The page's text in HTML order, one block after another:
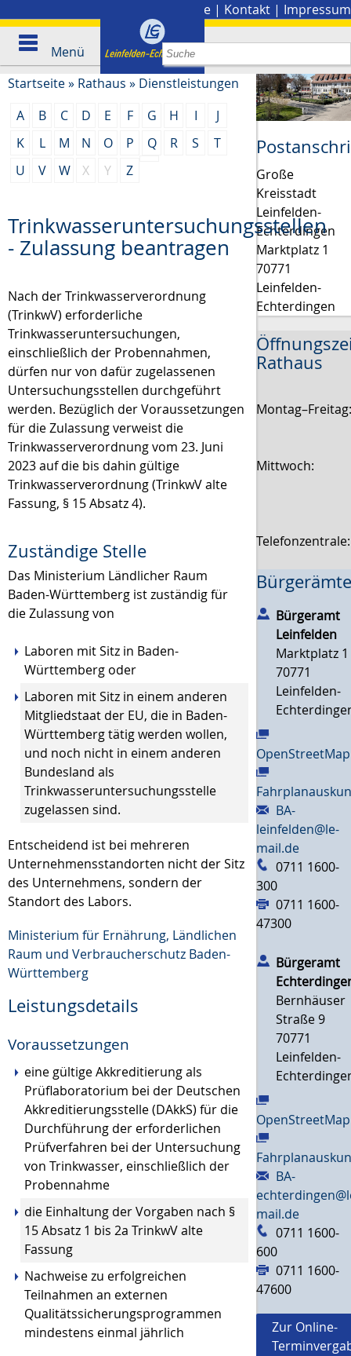
Presse | Kontakt | Impressum
Menü
Startseite» Rathaus » Dienstleistungen
A
B C D E F G H I
J
K
L M N O P Q R S
T
U
V W X Y Z
Trinkwasseruntersuchungsstellen
- Zulassung beantragen
Nach der Trinkwasserverordnung
(TrinkwV) erforderliche
Trinkwasseruntersuchungen,
einschließlich der Probennahmen,
dürfen nur von dafür zugelassenen
Untersuchungsstellen durchgeführt
werden. Bezüglich der Voraussetzungen
für die Zulassung verweist die
Trinkwasserverordnung vom 23. Juni
2023 auf die bis dahin gültige
Trinkwasserverordnung (TrinkwV alte
Fassung, § 15 Absatz 4).
Zuständige Stelle
Das Ministerium Ländlicher Raum
Baden-Württemberg ist zuständig für
die Zulassung von
Laboren mit Sitz in Baden-
Württemberg oder
Laboren mit Sitz in einem anderen
Mitgliedstaat der EU, die in Baden-
Württemberg tätig werden wollen,
und noch nicht in einem anderen
Bundesland als
Trinkwasseruntersuchungsstelle
zugelassen sind.
Entscheidend ist bei mehreren
Unternehmensstandorten nicht der Sitz
des Unternehmens, sondern der
Standort des Labors.
Ministerium für Ernährung, Ländlichen
Raum und Verbraucherschutz Baden-
Württemberg
Leistungsdetails
Voraussetzungen
eine gültige Akkreditierung als
Prüflaboratorium bei der Deutschen
Akkreditierungsstelle (DAkkS) für die
Durchführung der erforderlichen
Prüfverfahren bei der Untersuchung
von Trinkwasser, einschließlich der
Probennahme
die Einhaltung der Vorgaben nach §
15 Absatz 1 bis 2a TrinkwV alte
Fassung
Nachweise zu erfolgreichen
Teilnahmen an externen
Qualitätssicherungsprogrammen
mindestens einmal jährlich
Große
Kreisstadt
Leinfelden-
Echterdingen
Marktplatz 1
70771
Leinfelden-
Echterdingen
Rathaus
Mittwoch:
Bürgeramt
Leinfelden
Marktplatz 1
70771
Leinfelden-
OpenStreetMap
BA-
leinfelden@le-
mail.de
0711 1600-
300
0711 1600-
47300
Bürgeramt
Bernhäuser
Straße 9
70771
Leinfelden-
OpenStreetMap
BA-
mail.de
0711 1600-
600
0711 1600-
47600
Zur Online-